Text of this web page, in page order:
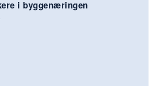
i byggenæringen